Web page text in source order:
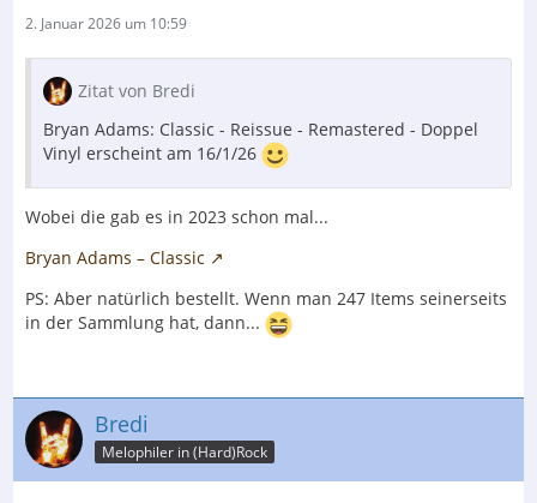
2. Januar 2026 um 10:59
Zitat von Bredi
Bryan Adams: Classic - Reissue - Remastered - Doppel
Vinyl erscheint am 16/1/26
Wobei die gab es in 2023 schon mal...
Bryan Adams – Classic
PS: Aber natürlich bestellt. Wenn man 247 Items seinerseits
in der Sammlung hat, dann...
Bredi
Melophiler in (Hard)Rock